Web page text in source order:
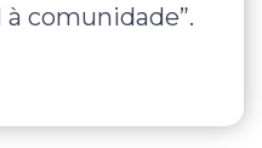
comunidade”.